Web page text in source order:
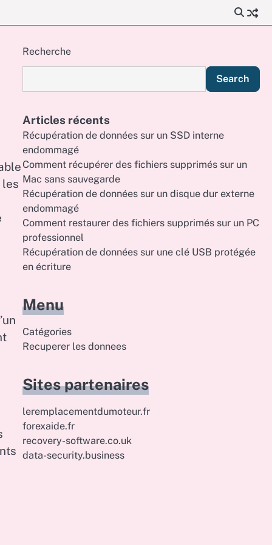
les
Recherche
Search
Articles récents
Récupération de données sur un SSD interne
endommagé
Comment récupérer des fichiers supprimés sur un
Mac sans sauvegarde
Récupération de données sur un disque dur externe
endommagé
Comment restaurer des fichiers supprimés sur un PC
professionnel
Récupération de données sur une clé USB protégée
en écriture
Menu
Catégories
Recuperer les donnees
Sites partenaires
leremplacementdumoteur.fr
forexaide.fr
recovery-software.co.uk
data-security.business